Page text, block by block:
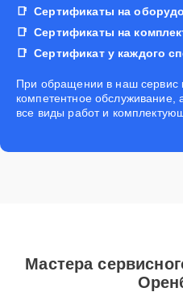
Сертификаты на
Сертификаты на
Сертификат у каждого
При обращении в наш сервис
компетентное обслуживание,
все виды работ и
Мастера